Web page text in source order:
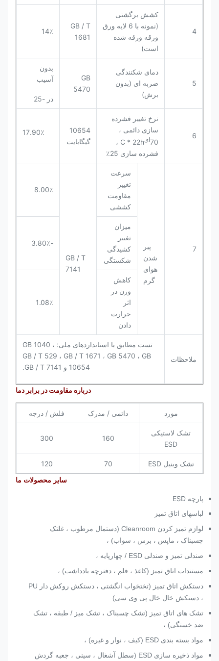
4
کشش برگشتی
(نمونه با 6 لایه ورق
ورقه ورقه شده
است)
GB / T
1681
14٪
5
دمای شکنندگی
ضربه ای (بدون
برش)
GB
5470
بدون
آسیب
در -25
6
نرخ تغییر فشرده
سازی دائمی ،
70 ای
C * 22h ،
فشرده سازی 25٪
10654
گیگابایت
17.90٪
7
پیر
شدن
هوای
گرم
سرعت
تغییر
مقاومت
کششی
GB / T
7141
8.00٪
میزان
تغییر
کشیدگی
شکستگی
-3.80٪
کاهش
وزن در
اثر
حرارت
دادن
1.08٪
ملاحظات
تست مطابق با استانداردهای ملی: GB 1040 ،
GB / T 529 ، GB / T 1671 ، GB 5470 ، GB
10654 و GB / T 7141.
درباره مقاومت در برابر دما
مورد دائمی / مدرک فلش / درجه
تشک لاستیکی
ESD
160
300
تشک وینیل ESD 70
120
سایر محصولات ما
پارچه ESD
لباسهای اتاق تمیز
لوازم تمیز کردن Cleanroom (دستمال مرطوب ، غلتک
چسبناک ، ماپس ، برس ، سواب) ،
صندلی تمیز و صندلی ESD / چهارپایه ،
مستندات اتاق تمیز (کاغذ ، قلم ، دفترچه یادداشت) ،
دستکش اتاق تمیز (تختخواب انگشتی ، دستکش روکش دار PU
، دستکش خال خال پی وی سی)
تشک های اتاق تمیز (تشک چسبناک ، تشک میز / طبقه ، تشک
ضد خستگی) ،
مواد بسته بندی ESD (کیف ، نوار و غیره) ،
مواد ذخیره سازی ESD (سطل آشغال ، سینی ، جعبه گردش